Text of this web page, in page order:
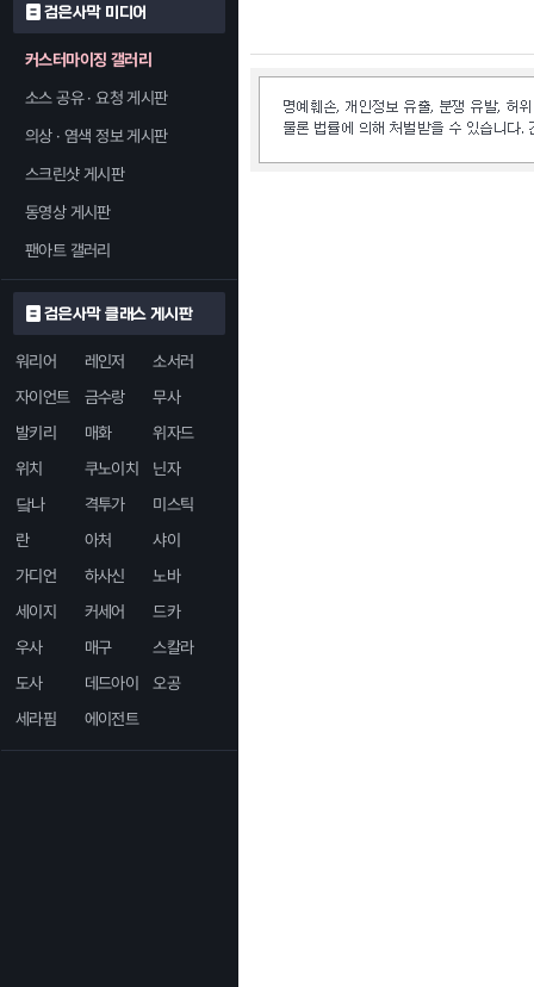
검은사막 미디어
커스터마이징 갤러리
소스 공유 · 요청 게시판
의상 · 염색 정보 게시판
스크린샷 게시판
동영상 게시판
팬아트 갤러리
검은사막 클래스 게시판
워리어 레인저
소서러
자이언트
금수랑
무사
발키리
매화
위자드
위치
쿠노이치
닌자
닼나
격투가
미스틱
란
아처
샤이
가디언
하사신
노바
세이지
커세어
드카
우사
매구
스칼라
도사
데드아이
오공
세라핌
에이전트